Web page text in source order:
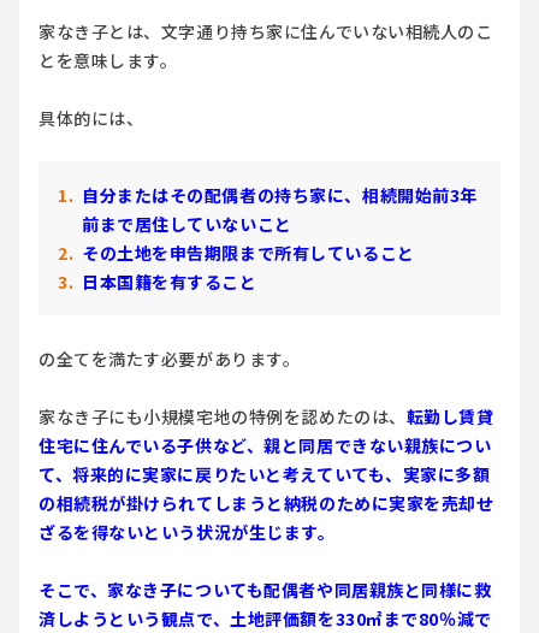
家なき子とは、文字通り持ち家に住んでいない相続人のこ
とを意味します。
具体的には、
自分またはその配偶者の持ち家に、相続開始前3年
前まで居住していないこと
その土地を申告期限まで所有していること
日本国籍を有すること
の全てを満たす必要があります。
家なき子にも小規模宅地の特例を認めたのは、 転勤し賃貸
住宅に住んでいる子供など、親と同居できない親族につい
て、将来的に実家に戻りたいと考えていても、実家に多額
の相続税が掛けられてしまうと納税のために実家を売却せ
ざるを得ないという状況が生じます。
そこで、家なき子についても配偶者や同居親族と同様に救
済しようという観点で、土地評価額を330㎡まで80％減で